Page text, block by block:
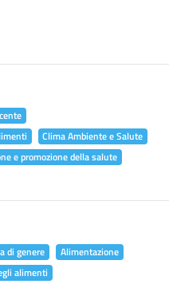
Clima Ambiente e Salute
e promozione della salute
di genere
Alimentazione
alimenti